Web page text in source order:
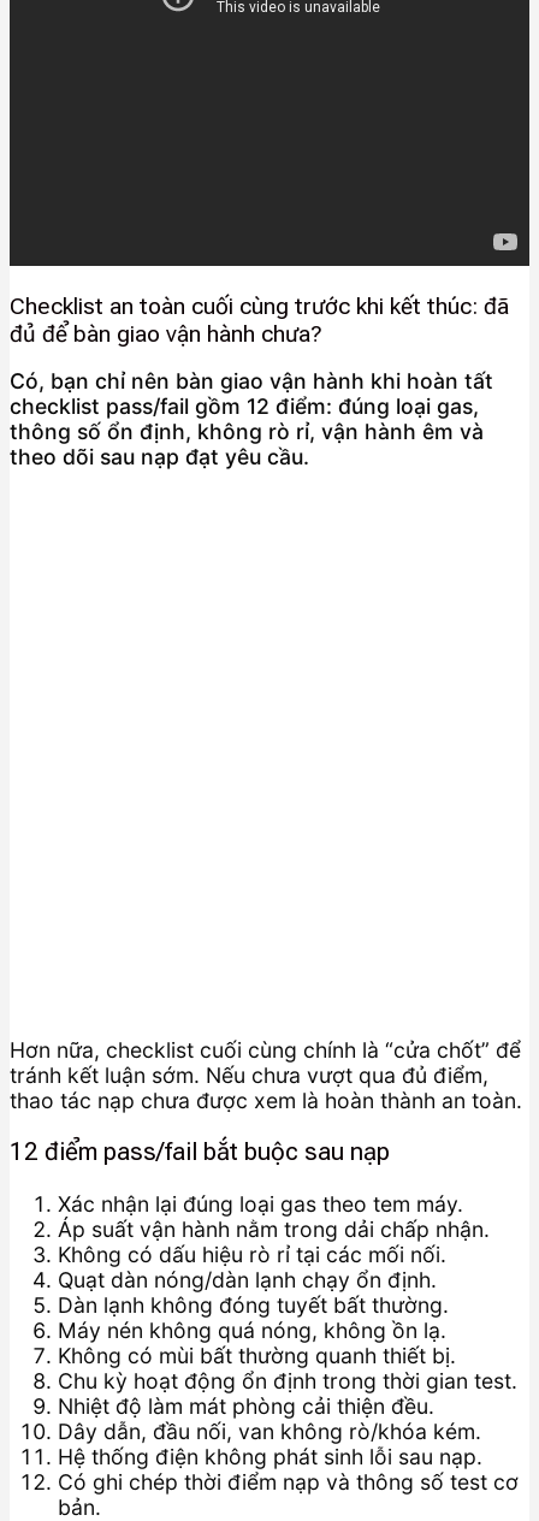
Checklist an toàn cuối cùng trước khi kết thúc: đã
đủ để bàn giao vận hành chưa?
Có, bạn chỉ nên bàn giao vận hành khi hoàn tất
checklist pass/fail gồm 12 điểm: đúng loại gas,
thông số ổn định, không rò rỉ, vận hành êm và
theo dõi sau nạp đạt yêu cầu.
Hơn nữa, checklist cuối cùng chính là “cửa chốt” để
tránh kết luận sớm. Nếu chưa vượt qua đủ điểm,
thao tác nạp chưa được xem là hoàn thành an toàn.
12 điểm pass/fail bắt buộc sau nạp
Xác nhận lại đúng loại gas theo tem máy.
Áp suất vận hành nằm trong dải chấp nhận.
Không có dấu hiệu rò rỉ tại các mối nối.
Quạt dàn nóng/dàn lạnh chạy ổn định.
Dàn lạnh không đóng tuyết bất thường.
Máy nén không quá nóng, không ồn lạ.
Không có mùi bất thường quanh thiết bị.
Chu kỳ hoạt động ổn định trong thời gian test.
Nhiệt độ làm mát phòng cải thiện đều.
Dây dẫn, đầu nối, van không rò/khóa kém.
Hệ thống điện không phát sinh lỗi sau nạp.
Có ghi chép thời điểm nạp và thông số test cơ
bản.